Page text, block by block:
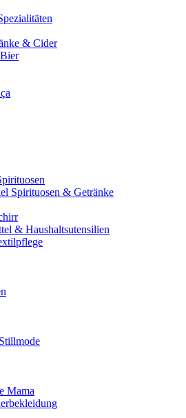
& Cider
Spirituosen & Getränke
& Haushaltsutensilien
Mama